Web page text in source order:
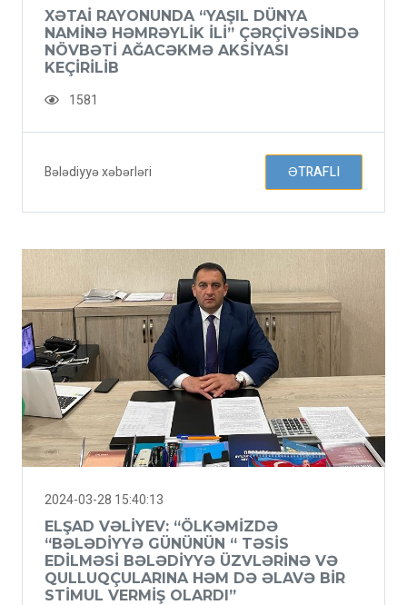
XƏTAI RAYONUNDA “YAŞIL DÜNYA
NAMINƏ HƏMRƏYLIK ILI” ÇƏRÇIVƏSINDƏ
NÖVBƏTI AĞACƏKMƏ AKSIYASI
KEÇIRILIB
1581
Bələdiyyə xəbərləri ƏTRAFLI
2024-03-28 15:40:13
ELŞAD VƏLIYEV: “ÖLKƏMIZDƏ
“BƏLƏDIYYƏ GÜNÜNÜN “ TƏSIS
EDILMƏSI BƏLƏDIYYƏ ÜZVLƏRINƏ VƏ
QULLUQÇULARINA HƏM DƏ ƏLAVƏ BIR
STIMUL VERMIŞ OLARDI”